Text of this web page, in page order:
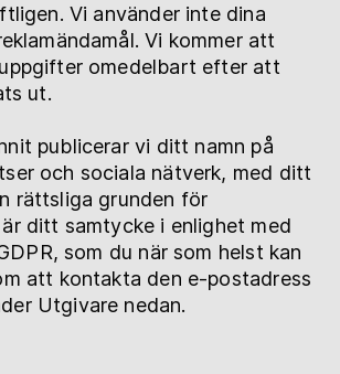
Vi använder inte dina
Vi kommer att
omedelbart efter att
ut.
publicerar vi ditt namn på
och sociala nätverk, med ditt
rättsliga grunden för
ditt samtycke i enlighet med
som du när som helst kan
att kontakta den e-postadress
Utgivare nedan.